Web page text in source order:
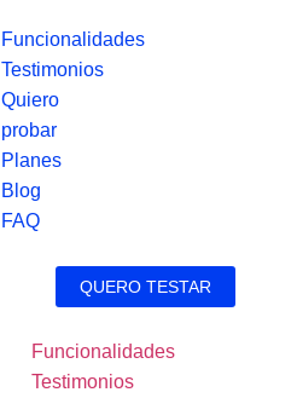
Funcionalidades
Testimonios
Quiero
probar
Planes
Blog
FAQ
Funcionalidades
Testimonios
QUERO TESTAR